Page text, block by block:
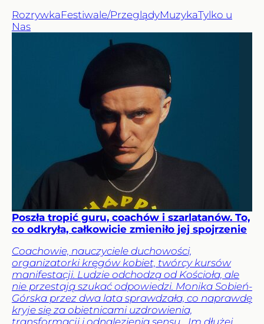
RozrywkaFestiwale/PrzeglądyMuzykaTylko u
Nas
Poszła tropić guru, coachów i szarlatanów. To,
co odkryła, całkowicie zmieniło jej spojrzenie
Coachowie, nauczyciele duchowości,
organizatorki kręgów kobiet, twórcy kursów
manifestacji. Ludzie odchodzą od Kościoła, ale
nie przestają szukać odpowiedzi. Monika Sobień-
Górska przez dwa lata sprawdzała, co naprawdę
kryje się za obietnicami uzdrowienia,